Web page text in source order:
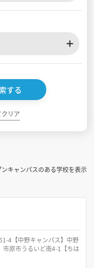
する
リア
ンキャンパスのある学校を表示
4【中野キャンパス】中野
市原市うるいど南4-1【ちは